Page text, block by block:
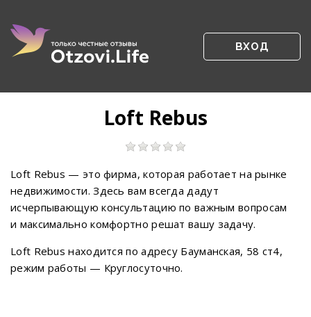
ВХОД
Loft Rebus
Loft Rebus — это фирма, которая работает на рынке
недвижимости. Здесь вам всегда дадут
исчерпывающую консультацию по важным вопросам
и максимально комфортно решат вашу задачу.
Loft Rebus находится по адресу Бауманская, 58 ст4,
режим работы — Круглосуточно.